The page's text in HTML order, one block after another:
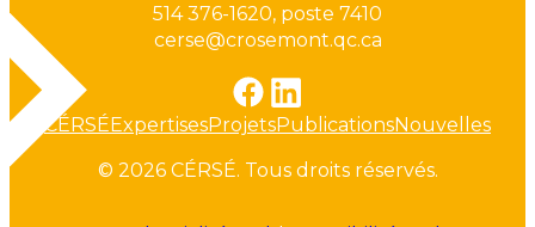
514 376-1620, poste 7410
cerse@crosemont.qc.ca
CÉRSÉExpertisesProjetsPublicationsNouvelles
© 2026 CÉRSÉ. Tous droits réservés.